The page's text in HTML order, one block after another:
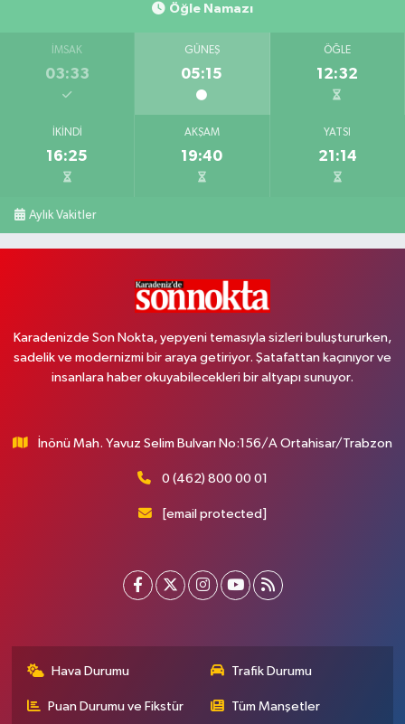
Öğle Namazı
İMSAK
03:33
GÜNEŞ
05:15
ÖĞLE
12:32
İKINDI
16:25
AKŞAM
19:40
YATSI
21:14
Aylık Vakitler
Karadenizde Son Nokta, yepyeni temasıyla sizleri buluştururken,
sadelik ve modernizmi bir araya getiriyor. Şatafattan kaçınıyor ve
insanlara haber okuyabilecekleri bir altyapı sunuyor.
İnönü Mah. Yavuz Selim Bulvarı No:156/A Ortahisar/Trabzon
0 (462) 800 00 01
[email protected]
Hava Durumu Trafik Durumu
Puan Durumu ve Fikstür Tüm Manşetler